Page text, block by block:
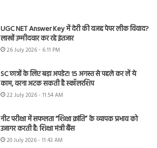
UGC NET Answer Key में देरी की वजह पेपर लीक विवाद?
लाखों उम्मीदवार कर रहे इंतजार
26 July 2026 - 6:11 PM
SC छात्रों के लिए बड़ा अपडेट! 15 अगस्त से पहले कर लें ये
काम, वरना अटक सकती है स्कॉलरशिप
22 July 2026 - 11:54 AM
नीट परीक्षा में सफलता “शिक्षा क्रांति” के व्यापक प्रभाव को
उजागर करती है: शिक्षा मंत्री बैंस
20 July 2026 - 11:43 AM